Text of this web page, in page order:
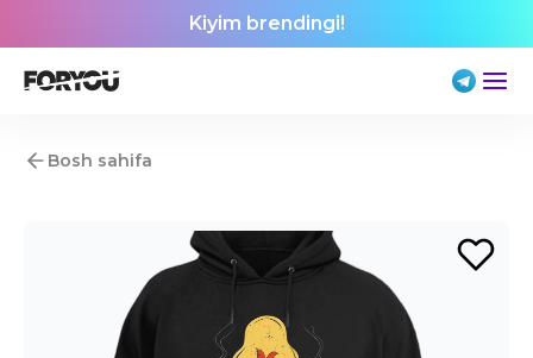
Kiyim brendingi!
Bosh sahifa